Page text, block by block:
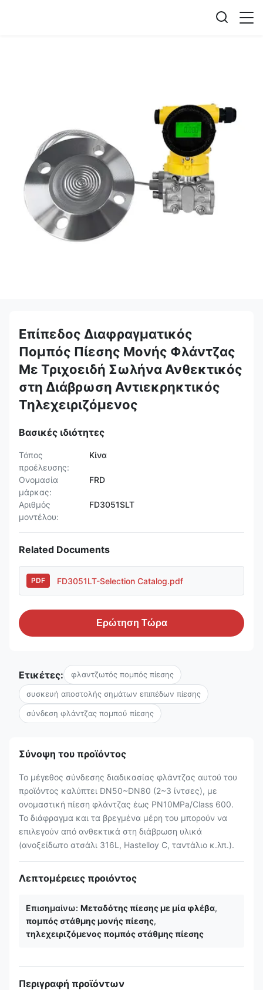
Επίπεδος Διαφραγματικός
Πομπός Πίεσης Μονής Φλάντζας
Με Τριχοειδή Σωλήνα Ανθεκτικός
στη Διάβρωση Αντιεκρηκτικός
Τηλεχειριζόμενος
Βασικές ιδιότητες
Τόπος
προέλευσης:
Κίνα
Ονομασία
μάρκας:
FRD
Αριθμός
μοντέλου:
FD3051SLT
Related Documents
PDF FD3051LT-Selection Catalog.pdf
Ερώτηση Τώρα
Ετικέτες: φλαντζωτός πομπός πίεσης
συσκευή αποστολής σημάτων επιπέδων πίεσης
σύνδεση φλάντζας πομπού πίεσης
Σύνοψη του προϊόντος
Το μέγεθος σύνδεσης διαδικασίας φλάντζας αυτού του
προϊόντος καλύπτει DN50~DN80 (2~3 ίντσες), με
ονομαστική πίεση φλάντζας έως PN10MPa/Class 600.
Το διάφραγμα και τα βρεγμένα μέρη του μπορούν να
επιλεγούν από ανθεκτικά στη διάβρωση υλικά
(ανοξείδωτο ατσάλι 316L, Hastelloy C, ταντάλιο κ.λπ.).
Λεπτομέρειες προιόντος
Επισημαίνω: Μεταδότης πίεσης με μία φλέβα,
πομπός στάθμης μονής πίεσης,
τηλεχειριζόμενος πομπός στάθμης πίεσης
Περιγραφή προϊόντων